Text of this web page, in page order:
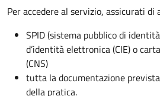
Per accedere al servizio, assicurati di
SPID (sistema pubblico di
d’identità elettronica (CIE) o
(CNS)
tutta la documentazione
della pratica.